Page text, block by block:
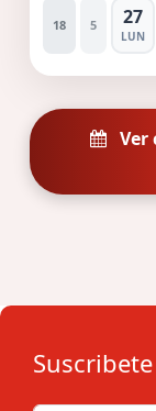
18 5 27
LUN
Ver